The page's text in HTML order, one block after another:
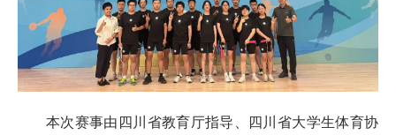
本次赛事由四川省教育厅指导、四川省大学生体育协